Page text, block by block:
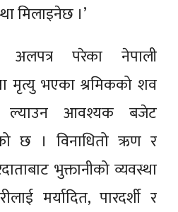
मिलाइनेछ ।’
अलपत्र परेका नेपाली
मृत्यु भएका श्रमिकको शव
ल्याउन आवश्यक बजेट
छ । विनाधितो ऋण र
भुक्तानीको व्यवस्था
मर्यादित, पारदर्शी र